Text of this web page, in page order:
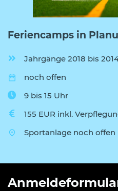
Feriencamps in
Jahrgänge 2018 bis
noch offen
9 bis 15 Uhr
155 EUR inkl.
Sportanlage noch offen